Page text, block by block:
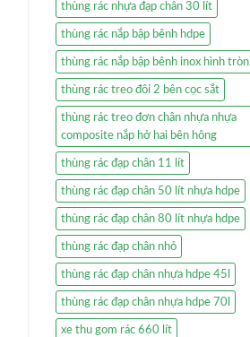
thùng rác nhựa đạp chân 30 lít
thùng rác nắp bập bênh hdpe
thùng rác nắp bập bênh inox hình tròn
thùng rác treo đôi 2 bên cọc sắt
thùng rác treo đơn chân nhựa nhựa
composite nắp hở hai bên hông
thùng rác đạp chân 11 lít
thùng rác đạp chân 50 lít nhựa hdpe
thùng rác đạp chân 80 lít nhựa hdpe
thùng rác đạp chân nhỏ
thùng rác đạp chân nhựa hdpe 45l
thùng rác đạp chân nhựa hdpe 70l
xe thu gom rác 660 lít